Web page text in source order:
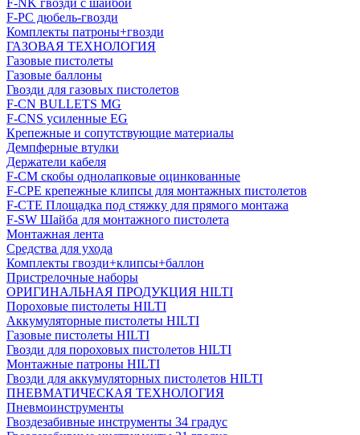
F-NK гвозди с шайбой
F-PC дюбель-гвозди
Комплекты патроны+гвозди
ГАЗОВАЯ ТЕХНОЛОГИЯ
Газовые пистолеты
Газовые баллоны
Гвозди для газовых пистолетов
F-CN BULLETS MG
F-CNS усиленные EG
Крепежные и сопутствующие материалы
Демпферные втулки
Держатели кабеля
F-CM скобы однолапковые оцинкованные
F-CPE крепежные клипсы для монтажных пистолетов
F-CTE Площадка под стяжку для прямого монтажа
F-SW Шайба для монтажного пистолета
Монтажная лента
Средства для ухода
Комплекты гвозди+клипсы+баллон
Пристрелочные наборы
ОРИГИНАЛЬНАЯ ПРОДУКЦИЯ HILTI
Пороховые пистолеты HILTI
Аккумуляторные пистолеты HILTI
Газовые пистолеты HILTI
Гвозди для пороховых пистолетов HILTI
Монтажные патроны HILTI
Гвозди для аккумуляторных пистолетов HILTI
ПНЕВМАТИЧЕСКАЯ ТЕХНОЛОГИЯ
Пневмоинструменты
Гвоздезабивные инструменты 34 градус